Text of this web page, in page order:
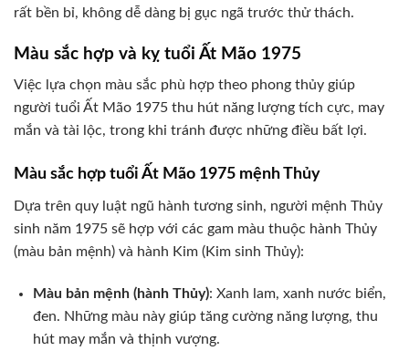
rất bền bỉ, không dễ dàng bị gục ngã trước thử thách.
Màu sắc hợp và kỵ tuổi Ất Mão 1975
Việc lựa chọn màu sắc phù hợp theo phong thủy giúp
người tuổi Ất Mão 1975 thu hút năng lượng tích cực, may
mắn và tài lộc, trong khi tránh được những điều bất lợi.
Màu sắc hợp tuổi Ất Mão 1975 mệnh Thủy
Dựa trên quy luật ngũ hành tương sinh, người mệnh Thủy
sinh năm 1975 sẽ hợp với các gam màu thuộc hành Thủy
(màu bản mệnh) và hành Kim (Kim sinh Thủy):
Màu bản mệnh (hành Thủy): Xanh lam, xanh nước biển,
đen. Những màu này giúp tăng cường năng lượng, thu
hút may mắn và thịnh vượng.